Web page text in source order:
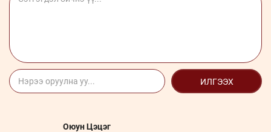
ИЛГЭЭХ
Оюун Цэцэг